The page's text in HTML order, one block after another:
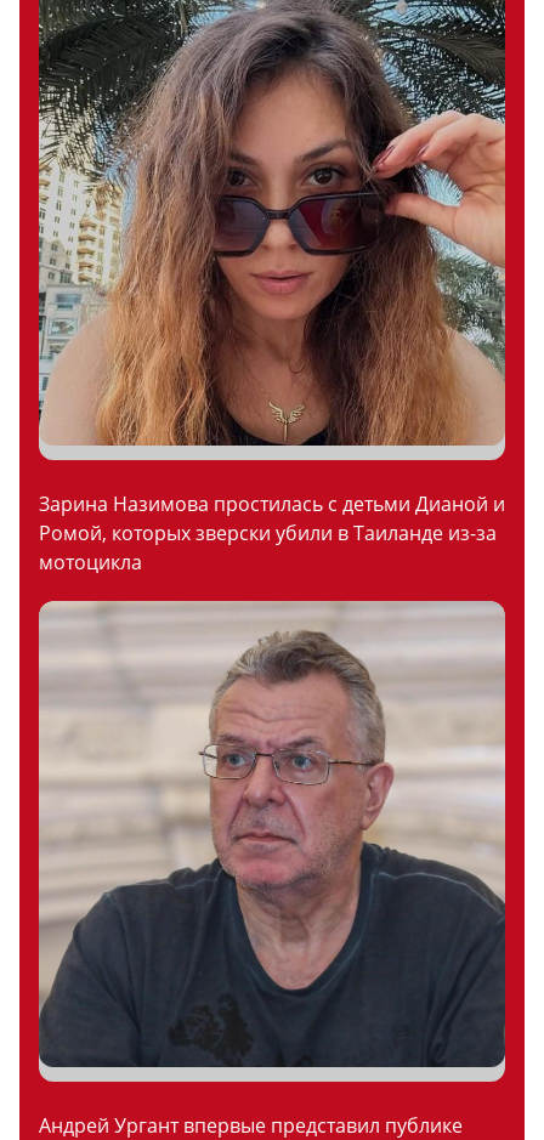
Зарина Назимова простилась с детьми Дианой и
Ромой, которых зверски убили в Таиланде из-за
мотоцикла
Андрей Ургант впервые представил публике